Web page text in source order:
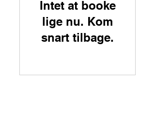
Intet at booke
lige nu. Kom
snart tilbage.